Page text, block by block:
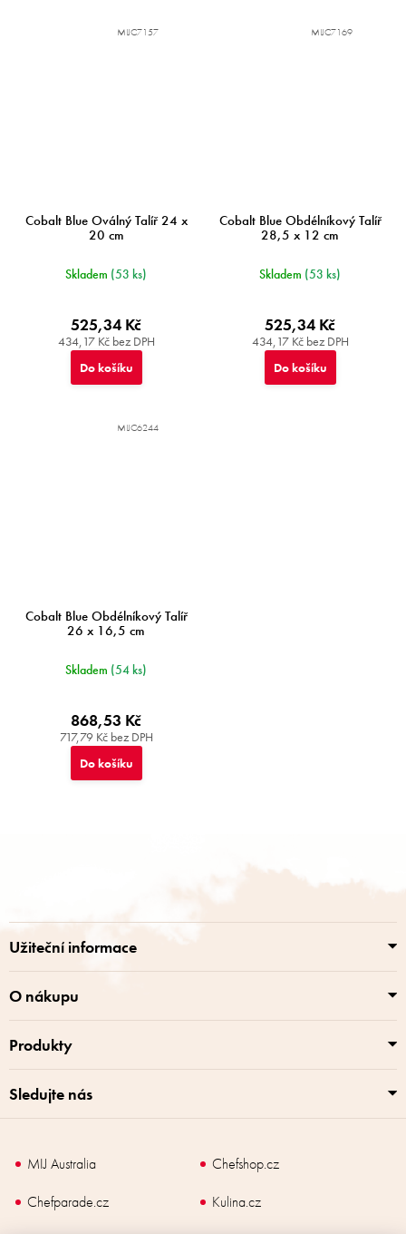
Cobalt Blue Oválný Talíř 24 x
20 cm
Skladem (53 ks)
434,17 Kč bez DPH
525,34 Kč
Do košíku
MIJC7157
Cobalt Blue Obdélníkový Talíř
28,5 x 12 cm
Skladem (53 ks)
434,17 Kč bez DPH
525,34 Kč
Do košíku
MIJC7169
Cobalt Blue Obdélníkový Talíř
26 x 16,5 cm
Skladem (54 ks)
717,79 Kč bez DPH
868,53 Kč
Do košíku
MIJC6244
Užiteční informace
O nákupu
Produkty
Sledujte nás
MIJ Australia
Chefshop.cz
Chefparade.cz
Kulina.cz